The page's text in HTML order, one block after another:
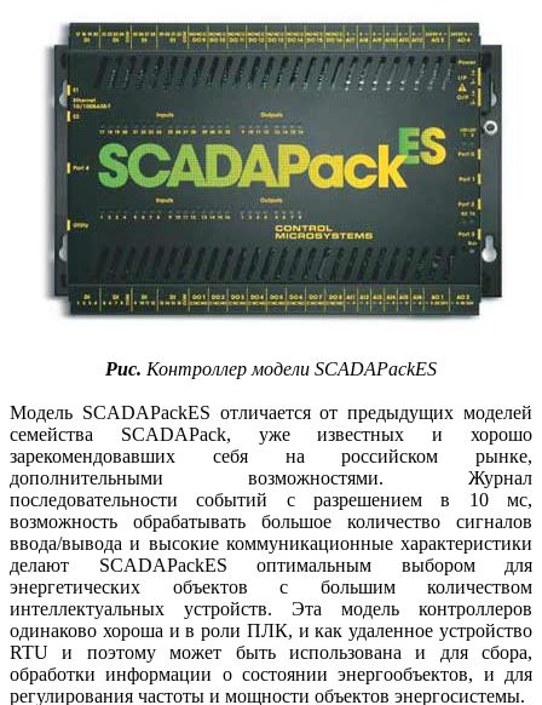
Рис. Контроллер модели SCADAPackES
Модель SCADAPackES отличается от предыдущих моделей
семейства SCADAPack, уже известных и хорошо
зарекомендовавших себя на российском рынке,
дополнительными возможностями. Журнал
последовательности событий с разрешением в 10 мс,
возможность обрабатывать большое количество сигналов
ввода/вывода и высокие коммуникационные характеристики
делают SCADAPackES оптимальным выбором для
энергетических объектов с большим количеством
интеллектуальных устройств. Эта модель контроллеров
одинаково хороша и в роли ПЛК, и как удаленное устройство
RTU и поэтому может быть использована и для сбора,
обработки информации о состоянии энергообъектов, и для
регулирования частоты и мощности объектов энергосистемы.